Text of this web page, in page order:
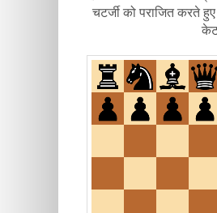
चटर्जी को पराजित करते